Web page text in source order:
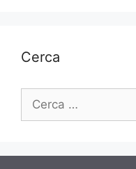
Cerca
per: